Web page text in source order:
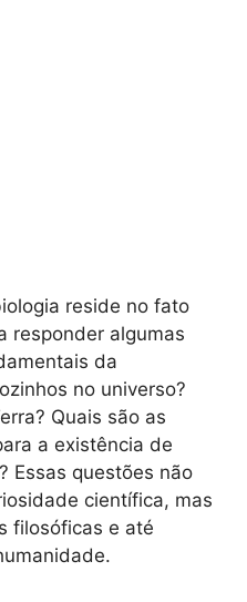
reside no fato
responder algumas
da
no universo?
Quais são as
a existência de
Essas questões não
científica, mas
filosóficas e até